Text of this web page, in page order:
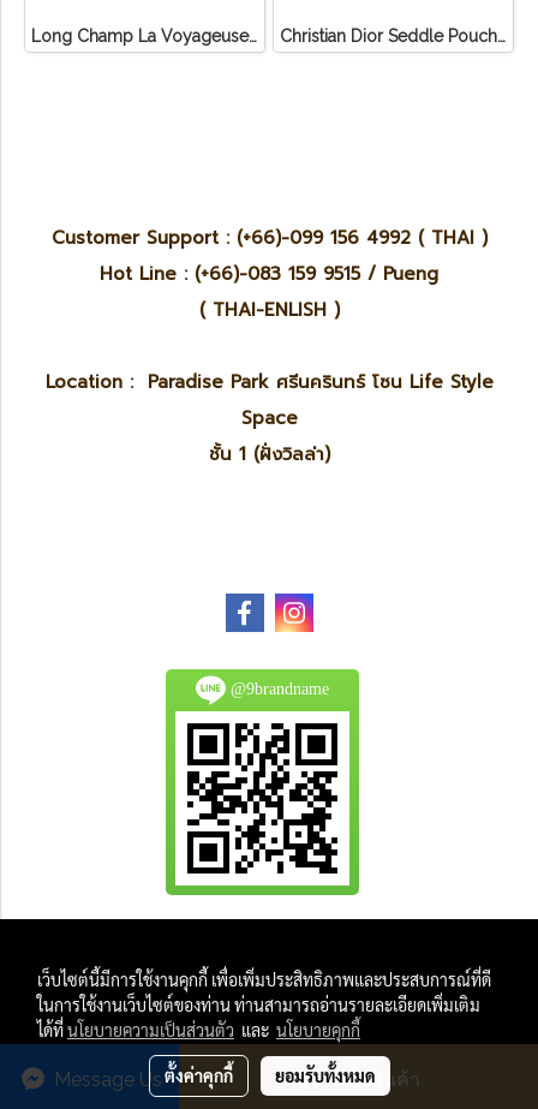
สั่งซื้อสินค้า
Message Us
Long Champ La Voyageuse Bag Leather Christian Dior Seddle Pouch Accessory Hand Bag
Customer Support : (+66)-099 156 4992 ( THAI )
Hot Line : (+66)-083 159 9515 / Pueng
( THAI-ENLISH )
Location : Paradise Park ศรีนครินทร์ โซน Life Style
Space
ชั้น 1 (ฝั่งวิลล่า)
@9brandname
And
All Photo in this website were taken by
9Brandname's Team.
เว็บไซต์นี้มีการใช้งานคุกกี้ เพื่อเพิ่มประสิทธิภาพและประสบการณ์ที่ดี
ในการใช้งานเว็บไซต์ของท่าน ท่านสามารถอ่านรายละเอียดเพิ่มเติม
ได้ที่นโยบายความเป็นส่วนตัว และ นโยบายคุกกี้
ตั้งค่าคุกกี้ ยอมรับทั้งหมด